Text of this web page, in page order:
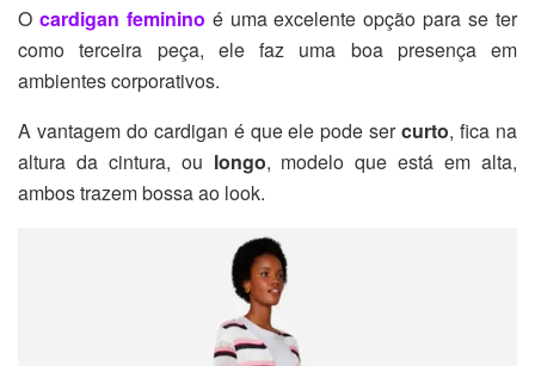
O cardigan feminino é uma excelente opção para se ter
como terceira peça, ele faz uma boa presença em
ambientes corporativos.
A vantagem do cardigan é que ele pode sercurto, fica na
altura da cintura, ou longo, modelo que está em alta,
ambos trazem bossa ao look.